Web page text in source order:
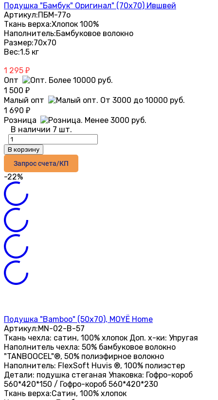
Подушка "Бамбук" Оригинал" (70х70) Ившвей
Артикул:ПБМ-77о
Ткань верха:Хлопок 100%
Наполнитель:Бамбуковое волокно
Размер:70х70
Вес:1.5 кг
1 295 ₽
Опт
1 500 ₽
Малый опт
1 690 ₽
Розница
В наличии 7 шт.
В корзину
Запрос счета/КП
-22%
Подушка "Bamboo" (50х70), MOYЁ Home
Артикул:MN-02-B-57
Ткань чехла: сатин, 100% хлопок Доп. х-ки: Упругая
Наполнитель чехла: 50% бамбуковое волокно
"TANBOOCEL"®, 50% полиэфирное волокно
Наполнитель: FlexSoft Huvis ®, 100% полиэстер
Детали: подушка стеганая Упаковка: Гофро-короб
560*420*150 / Гофро-короб 560*420*230
Ткань верха:Сатин, 100% хлопок